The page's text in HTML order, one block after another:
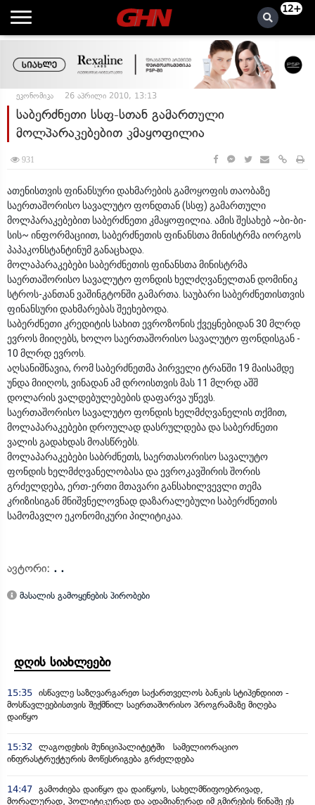
12+
ეკონომიკა 26 აპრილი 2010, 13:13
საბერძნეთი სსფ-სთან გამართული
მოლპარაკებებით კმაყოფილია
931
ათენისთვის ფინანსური დახმარების გამოყოფის თაობაზე
საერთაშორისო სავალუტო ფონდთან (სსფ) გამართული
მოლპარაკებებით საბერძნეთი კმაყოფილია. ამის შესახებ ~ბი-ბი-
სის~ ინფორმაციით, საბერძნეთის ფინანსთა მინისტრმა იორგოს
პაპაკონსტანტინუმ განაცხადა.
მოლაპარაკებები საბერძნეთის ფინანსთა მინისტრმა
საერთაშორისო სავალუტო ფონდის ხელძღვანელთან დომინიკ
სტროს-კანთან ვაშინგტონში გამართა. საუბარი საბერძნეთისთვის
ფინანსური დახმარებას შეეხებოდა.
საბერძნეთი კრედიტის სახით ევროზონის ქვეყნებიდან 30 მლრდ
ევროს მიიღებს, ხოლო საერთაშორისო სავალუტო ფონდისგან -
10 მლრდ ევროს.
აღსანიშნავია, რომ საბერძნეთმა პირველი ტრანში 19 მაისამდე
უნდა მიიღოს, ვინადან ამ დროისთვის მას 11 მლრდ აშშ
დოლარის ვალდებულებების დაფარვა უწევს.
საერთაშორისო სავალუტო ფონდის ხელმძღვანელის თქმით,
მოლაპარაკებები დროულად დასრულდება და საბერძნეთი
ვალის გადახდას მოასწრებს.
მოლაპარაკებები საბრძნეთს, საერთასორისო სავალუტო
ფონდის ხელმძღვანელობასა და ევროკავშირის შორის
გრძელდება, ერთ-ერთი მთავარი განსახილვევლი თემა
კრიზისიგან მნიშვნელოვნად დაზარალებული საბერძნეთის
სამომავლო ეკონომიკური პილიტიკაა.
ავტორი: . .
მასალის გამოყენების პირობები
დღის სიახლეები
15:35 ისწავლე საზღვარგარეთ საქართველოს ბანკის სტიპენდიით -
მოსწავლეებისთვის შექმნილ საერთაშორისო პროგრამაზე მიღება
დაიწყო
15:32 ლაგოდეხის მუნიციპალიტეტში სამელიორაციო
ინფრასტრუქტურის მოწესრიგება გრძელდება
14:47 გამოძიება დაიწყო და დაიწყოს, სახელმწიფოებრივად,
მორალურად, პოლიტიკურად და ადამიანურად იმ გმირების წინაშე ეს